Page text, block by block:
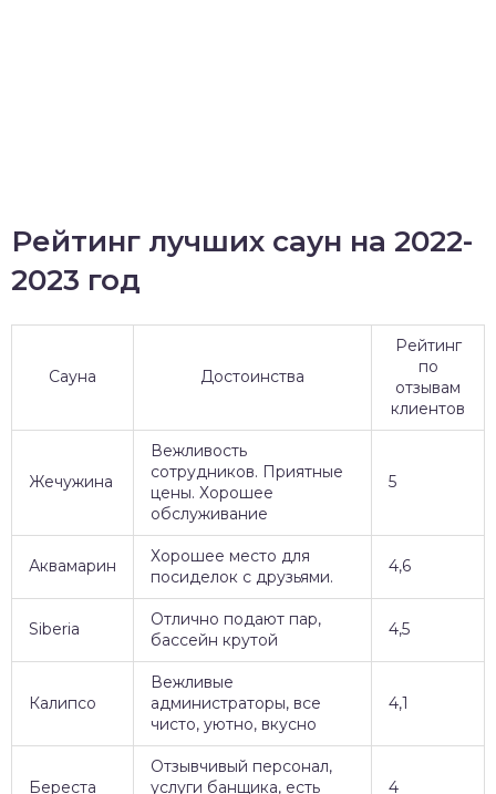
Рейтинг лучших саун на 2022-
2023 год
Сауна Достоинства
Рейтинг
по
отзывам
клиентов
Жечужина
Вежливость
сотрудников. Приятные
цены. Хорошее
обслуживание
5
Аквамарин
Хорошее место для
посиделок с друзьями.
4,6
Siberia
Отлично подают пар,
бассейн крутой
4,5
Калипсо
Вежливые
администраторы, все
чисто, уютно, вкусно
4,1
Береста
Отзывчивый персонал,
услуги банщика, есть
4